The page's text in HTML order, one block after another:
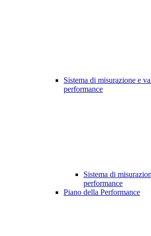
Sistema di misurazione e
performance
Sistema di
performance
Piano della Performance